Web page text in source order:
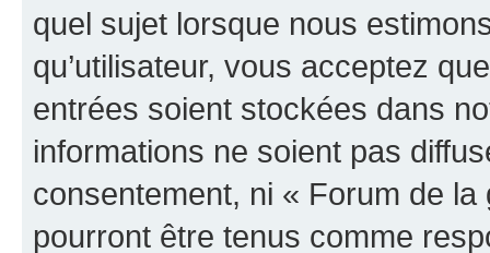
quel sujet lorsque nous
qu’utilisateur, vous acceptez
entrées soient stockées dans
informations ne soient pas
consentement, ni « Forum de
pourront être tenus comme